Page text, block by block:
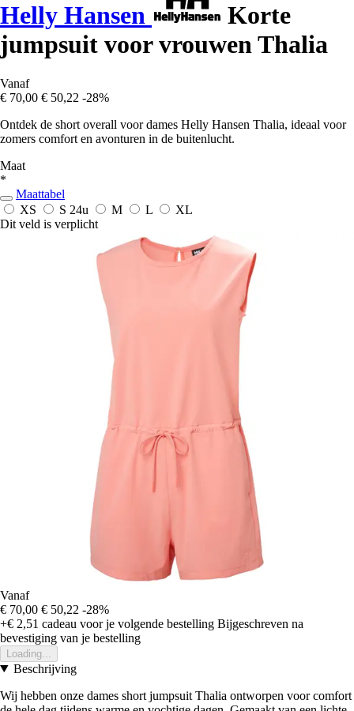
Helly Hansen
Korte
jumpsuit voor vrouwen Thalia
Vanaf
€ 70,00 € 50,22 -28%
Ontdek de short overall voor dames Helly Hansen Thalia, ideaal voor
zomers comfort en avonturen in de buitenlucht.
Maat
*
Maattabel
XS
S 24u M L
XL
Dit veld is verplicht
Vanaf
€ 70,00 € 50,22 -28%
+€ 2,51 cadeau voor je volgende bestelling Bijgeschreven na
bevestiging van je bestelling
Loading...
Beschrijving
Wij hebben onze dames short jumpsuit Thalia ontworpen voor comfort